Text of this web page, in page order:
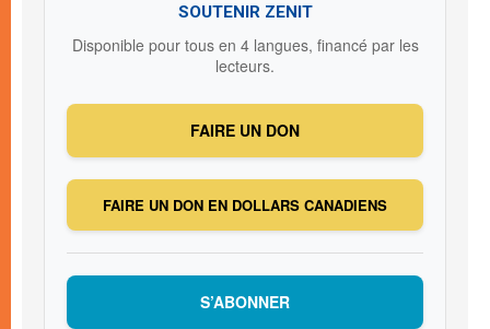
SOUTENIR ZENIT
Disponible pour tous en 4 langues, financé par les
lecteurs.
FAIRE UN DON
FAIRE UN DON EN DOLLARS CANADIENS
S’ABONNER